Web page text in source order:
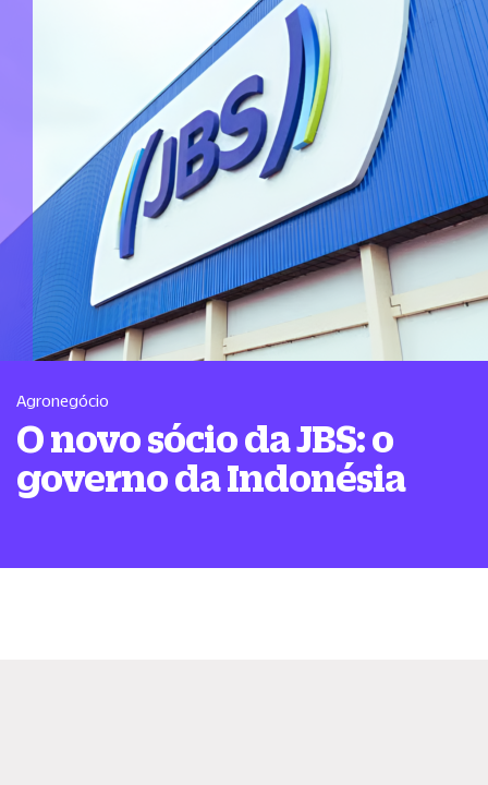
Agronegócio
O novo sócio da JBS: o
governo da Indonésia